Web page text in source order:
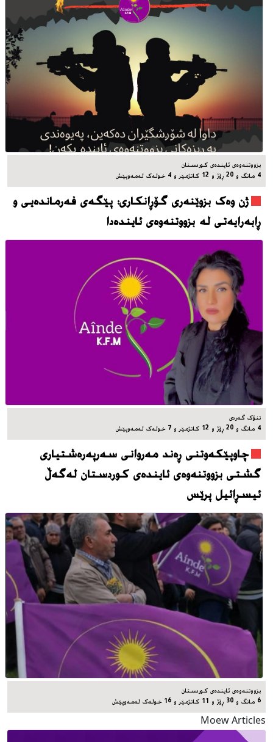
بزووتنه‌وه‌ی ئاینده‌ی کوردستان
4 مانگ و 20 ڕۆژ و 12 کاتژمێر و 4 خوله‌ک له‌مه‌وپێش‌
ژن وەک بزوێنەری گۆڕانکاری: پێگەی فەرماندەیی و
ڕابەرایەتی لە بزووتنەوەی ئایندەدا
تنۆک گەردی
4 مانگ و 20 ڕۆژ و 12 کاتژمێر و 7 خوله‌ک له‌مه‌وپێش‌
چاوپێکەوتنی ڕەند مەروانی سەرپەرەشتیاری
گشتی بزووتنەوەی ئایندەی کوردستان لەگەڵ
ئیسڕائیل پرێس
بزووتنەوەی ئایندەی کوردستان
6 مانگ و 30 ڕۆژ و 11 کاتژمێر و 16 خوله‌ک له‌مه‌وپێش‌
Moew Articles